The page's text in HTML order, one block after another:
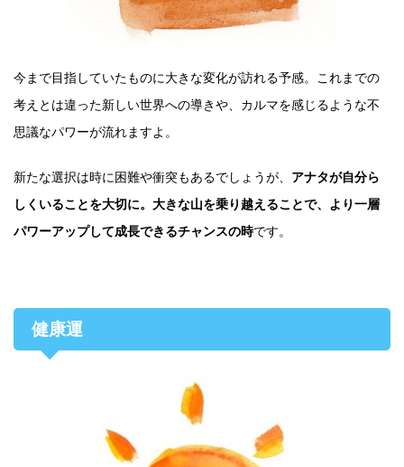
今まで目指していたものに大きな変化が訪れる予感。これまでの
考えとは違った新しい世界への導きや、カルマを感じるような不
思議なパワーが流れますよ。
新たな選択は時に困難や衝突もあるでしょうが、 アナタが自分ら
しくいることを大切に。大きな山を乗り越えることで、より一層
パワーアップして成長できるチャンスの時です。
健康運